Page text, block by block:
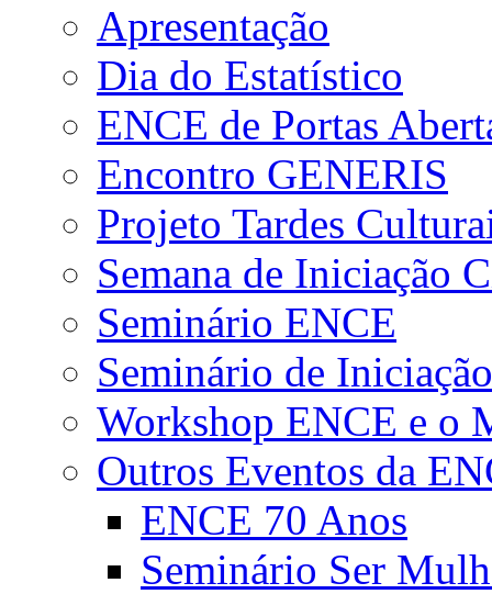
Apresentação
Dia do Estatístico
ENCE de Portas
Encontro GENERIS
Projeto Tardes
Semana de Iniciação
Seminário ENCE
Seminário de
Workshop ENCE e o
Outros Eventos da
ENCE 70 Anos
Seminário Ser